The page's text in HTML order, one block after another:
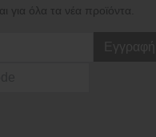
για όλα τα νέα προϊόντα.